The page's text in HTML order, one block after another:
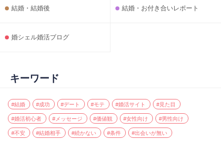
結婚・結婚後 結婚・お付き合いレポート
婚シェル婚活ブログ
キーワード
#結婚 #成功 #デート #モテ #婚活サイト #見た目
#婚活初心者 #メッセージ #価値観 #女性向け #男性向け
#不安 #結婚相手 #続かない #条件 #出会いが無い